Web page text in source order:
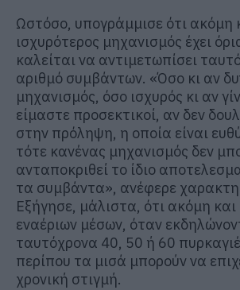
Ωστόσο, υπογράμμισε ότι ακόμη
ισχυρότερος μηχανισμός έχει
καλείται να αντιμετωπίσει
αριθμό συμβάντων. «Όσο κι αν
μηχανισμός, όσο ισχυρός κι αν
είμαστε προσεκτικοί, αν δεν
στην πρόληψη, η οποία είναι
τότε κανένας μηχανισμός δεν
ανταποκριθεί το ίδιο
τα συμβάντα», ανέφερε
Εξήγησε, μάλιστα, ότι ακόμη
εναέριων μέσων, όταν
ταυτόχρονα 40, 50 ή 60
περίπου τα μισά μπορούν να
χρονική στιγμή.